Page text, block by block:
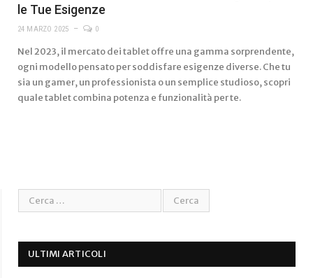
le Tue Esigenze
24 MARZO 2025 0
Nel 2023, il mercato dei tablet offre una gamma sorprendente,
ogni modello pensato per soddisfare esigenze diverse. Che tu
sia un gamer, un professionista o un semplice studioso, scopri
quale tablet combina potenza e funzionalità per te.
ULTIMI ARTICOLI